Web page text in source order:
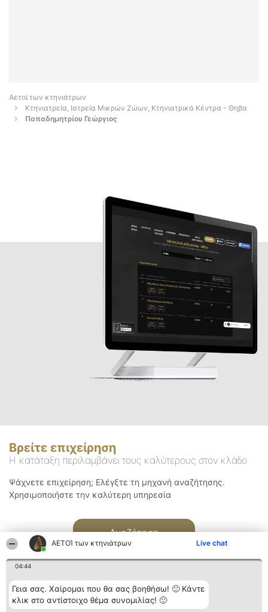
ΑΕΤΟΊ των κτηνιάτρων Live chat
04:44
Γεια σας. Χαίρομαι που θα σας βοηθήσω! 🙂 Κάντε
κλικ στο αντίστοιχο θέμα συνομιλίας! 🙂
Αετοί των κτηνιάτρων
Κτηνιατρεία, Ιατρεία Μικρών Ζώων, Κτηνιατρικά Κέντρα - Θηβα
Παπαδημητρίου Γεώργιος
Βρείτε επιχείρηση
Η κατάταξη περιλαμβάνει τους καλύτερους στον κλάδο
Ψάχνετε επιχείρηση; Ελέγξτε τη μηχανή αναζήτησης.
Χρησιμοποιήστε την καλύτερη υπηρεσία
Αναζήτηση